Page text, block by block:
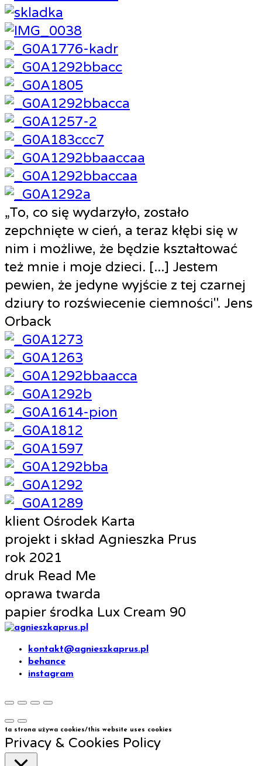
„To, co się wydarzyło, zostało
zepchnięte w cień, a teraz kłębi się w
nim i możliwe, że będzie kształtować
też mnie i moje dzieci. [...] Jestem
pewien, że jedyne wyjście z tej czarnej
dziury to rozświecenie ciemności". Jens
Orback
klient Ośrodek Karta
projekt i skład Agnieszka Prus
rok 2021
druk Read Me
oprawa twarda
papier środka Lux Cream 90
kontakt@agnieszkaprus.pl
behance
instagram
ta strona używa cookies/this website uses cookies
Privacy & Cookies Policy